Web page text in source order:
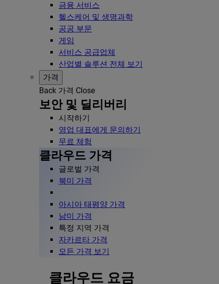
금융 서비스
헬스케어 및 생명과학
공공 부문
게임
서비스 공급업체
산업별 솔루션 전체 보기
가격
Back 가격 Close
보안 및 딜리버리
시작하기
영업 대표에게 문의하기
무료 체험
클라우드 가격
글로벌 가격
북미 가격
아시아 태평양 가격
남미 가격
특정 지역 가격
자카르타 가격
모든 가격 보기
클라우드 요금